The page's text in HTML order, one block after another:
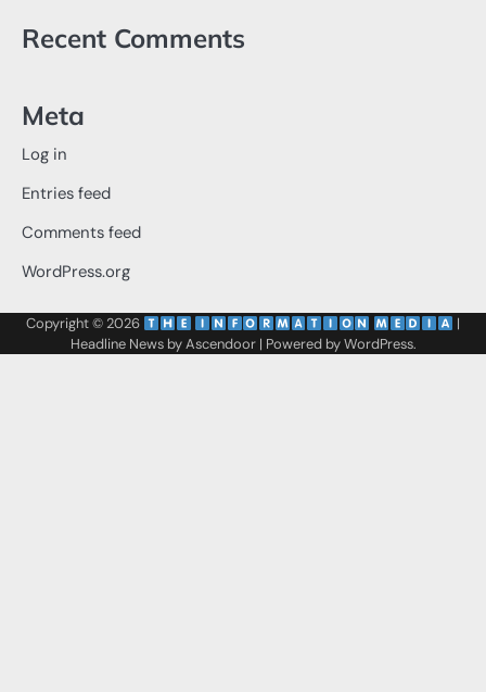
Recent Comments
Meta
Log in
Entries feed
Comments feed
WordPress.org
Copyright © 2026
|
Headline News byAscendoor| Powered byWordPress.